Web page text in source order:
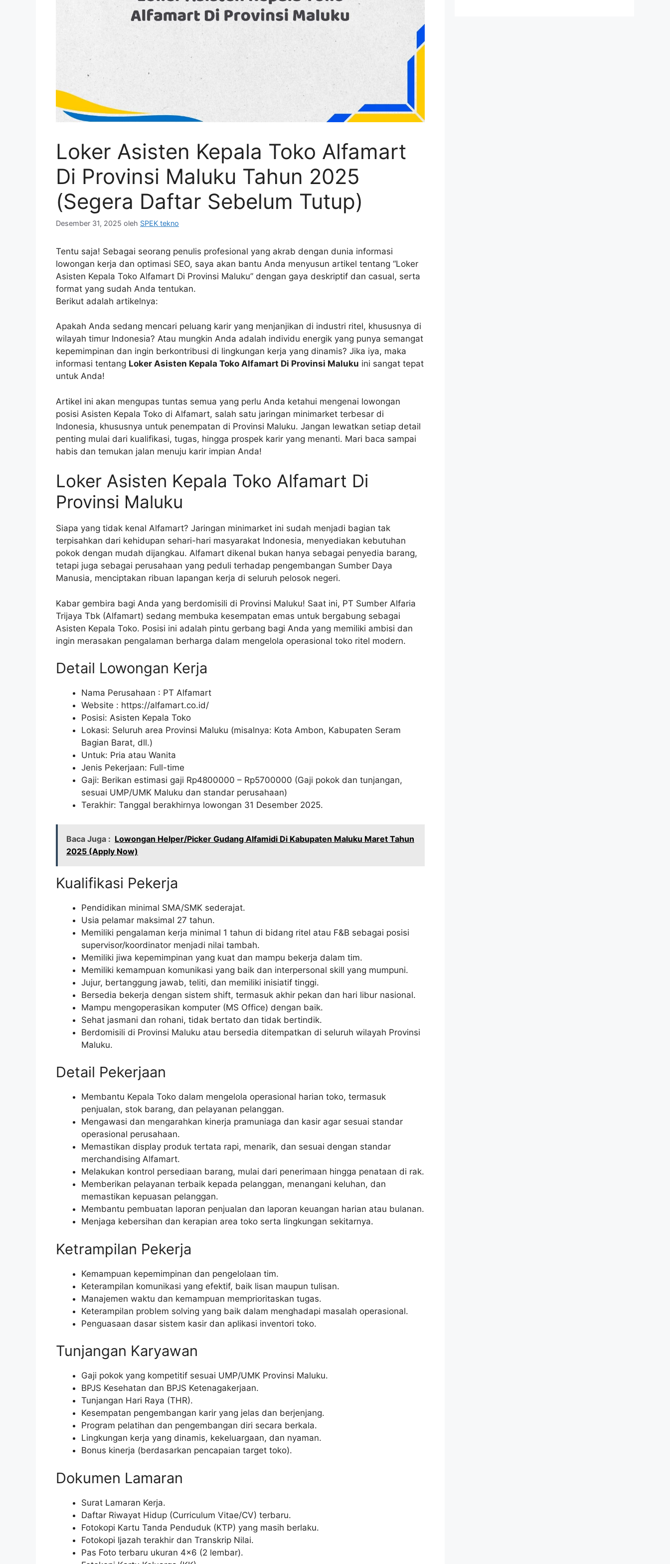
Loker Asisten Kepala Toko Alfamart
Di Provinsi Maluku Tahun 2025
(Segera Daftar Sebelum Tutup)
Desember 31, 2025 oleh SPEK tekno
Tentu saja! Sebagai seorang penulis profesional yang akrab dengan dunia informasi
lowongan kerja dan optimasi SEO, saya akan bantu Anda menyusun artikel tentang “Loker
Asisten Kepala Toko Alfamart Di Provinsi Maluku” dengan gaya deskriptif dan casual, serta
format yang sudah Anda tentukan.
Berikut adalah artikelnya:
Apakah Anda sedang mencari peluang karir yang menjanjikan di industri ritel, khususnya di
wilayah timur Indonesia? Atau mungkin Anda adalah individu energik yang punya semangat
kepemimpinan dan ingin berkontribusi di lingkungan kerja yang dinamis? Jika iya, maka
informasi tentang Loker Asisten Kepala Toko Alfamart Di Provinsi Maluku ini sangat tepat
untuk Anda!
Artikel ini akan mengupas tuntas semua yang perlu Anda ketahui mengenai lowongan
posisi Asisten Kepala Toko di Alfamart, salah satu jaringan minimarket terbesar di
Indonesia, khususnya untuk penempatan di Provinsi Maluku. Jangan lewatkan setiap detail
penting mulai dari kualifikasi, tugas, hingga prospek karir yang menanti. Mari baca sampai
habis dan temukan jalan menuju karir impian Anda!
Loker Asisten Kepala Toko Alfamart Di
Provinsi Maluku
Siapa yang tidak kenal Alfamart? Jaringan minimarket ini sudah menjadi bagian tak
terpisahkan dari kehidupan sehari-hari masyarakat Indonesia, menyediakan kebutuhan
pokok dengan mudah dijangkau. Alfamart dikenal bukan hanya sebagai penyedia barang,
tetapi juga sebagai perusahaan yang peduli terhadap pengembangan Sumber Daya
Manusia, menciptakan ribuan lapangan kerja di seluruh pelosok negeri.
Kabar gembira bagi Anda yang berdomisili di Provinsi Maluku! Saat ini, PT Sumber Alfaria
Trijaya Tbk (Alfamart) sedang membuka kesempatan emas untuk bergabung sebagai
Asisten Kepala Toko. Posisi ini adalah pintu gerbang bagi Anda yang memiliki ambisi dan
ingin merasakan pengalaman berharga dalam mengelola operasional toko ritel modern.
Detail Lowongan Kerja
Nama Perusahaan : PT Alfamart
Website : https://alfamart.co.id/
Posisi: Asisten Kepala Toko
Lokasi: Seluruh area Provinsi Maluku (misalnya: Kota Ambon, Kabupaten Seram
Bagian Barat, dll.)
Untuk: Pria atau Wanita
Jenis Pekerjaan: Full-time
Gaji: Berikan estimasi gaji Rp4800000 – Rp5700000 (Gaji pokok dan tunjangan,
sesuai UMP/UMK Maluku dan standar perusahaan)
Terakhir: Tanggal berakhirnya lowongan 31 Desember 2025.
Baca Juga : Lowongan Helper/Picker Gudang Alfamidi Di Kabupaten Maluku Maret Tahun
2025 (Apply Now)
Kualifikasi Pekerja
Pendidikan minimal SMA/SMK sederajat.
Usia pelamar maksimal 27 tahun.
Memiliki pengalaman kerja minimal 1 tahun di bidang ritel atau F&B sebagai posisi
supervisor/koordinator menjadi nilai tambah.
Memiliki jiwa kepemimpinan yang kuat dan mampu bekerja dalam tim.
Memiliki kemampuan komunikasi yang baik dan interpersonal skill yang mumpuni.
Jujur, bertanggung jawab, teliti, dan memiliki inisiatif tinggi.
Bersedia bekerja dengan sistem shift, termasuk akhir pekan dan hari libur nasional.
Mampu mengoperasikan komputer (MS Office) dengan baik.
Sehat jasmani dan rohani, tidak bertato dan tidak bertindik.
Berdomisili di Provinsi Maluku atau bersedia ditempatkan di seluruh wilayah Provinsi
Maluku.
Detail Pekerjaan
Membantu Kepala Toko dalam mengelola operasional harian toko, termasuk
penjualan, stok barang, dan pelayanan pelanggan.
Mengawasi dan mengarahkan kinerja pramuniaga dan kasir agar sesuai standar
operasional perusahaan.
Memastikan display produk tertata rapi, menarik, dan sesuai dengan standar
merchandising Alfamart.
Melakukan kontrol persediaan barang, mulai dari penerimaan hingga penataan di rak.
Memberikan pelayanan terbaik kepada pelanggan, menangani keluhan, dan
memastikan kepuasan pelanggan.
Membantu pembuatan laporan penjualan dan laporan keuangan harian atau bulanan.
Menjaga kebersihan dan kerapian area toko serta lingkungan sekitarnya.
Ketrampilan Pekerja
Kemampuan kepemimpinan dan pengelolaan tim.
Keterampilan komunikasi yang efektif, baik lisan maupun tulisan.
Manajemen waktu dan kemampuan memprioritaskan tugas.
Keterampilan problem solving yang baik dalam menghadapi masalah operasional.
Penguasaan dasar sistem kasir dan aplikasi inventori toko.
Tunjangan Karyawan
Gaji pokok yang kompetitif sesuai UMP/UMK Provinsi Maluku.
BPJS Kesehatan dan BPJS Ketenagakerjaan.
Tunjangan Hari Raya (THR).
Kesempatan pengembangan karir yang jelas dan berjenjang.
Program pelatihan dan pengembangan diri secara berkala.
Lingkungan kerja yang dinamis, kekeluargaan, dan nyaman.
Bonus kinerja (berdasarkan pencapaian target toko).
Dokumen Lamaran
Surat Lamaran Kerja.
Daftar Riwayat Hidup (Curriculum Vitae/CV) terbaru.
Fotokopi Kartu Tanda Penduduk (KTP) yang masih berlaku.
Fotokopi Ijazah terakhir dan Transkrip Nilai.
Pas Foto terbaru ukuran 4×6 (2 lembar).